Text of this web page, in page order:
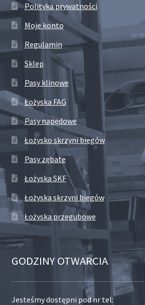
Polityka prywatności
Moje konto
Regulamin
Sklep
Pasy klinowe
Łożyska FAG
Pasy napędowe
Łożysko skrzyni biegów
Pasy zębate
Łożyska SKF
Łożyska skrzyni biegów
Łożyska przegubowe
GODZINY OTWARCIA
Jesteśmy dostępni pod nr tel: